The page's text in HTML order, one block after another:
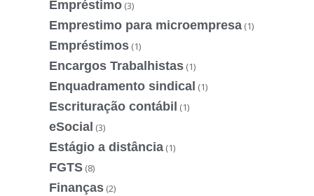
Empréstimo (3)
Emprestimo para microempresa (1)
Empréstimos (1)
Encargos Trabalhistas (1)
Enquadramento sindical (1)
Escrituração contábil (1)
eSocial (3)
Estágio a distância (1)
FGTS (8)
Finanças (2)